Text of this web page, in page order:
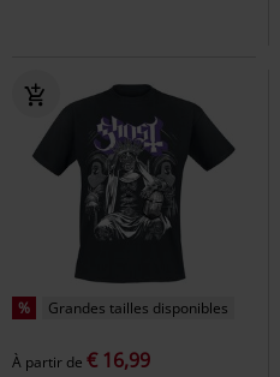
% Grandes tailles disponibles
À partir de € 16,99